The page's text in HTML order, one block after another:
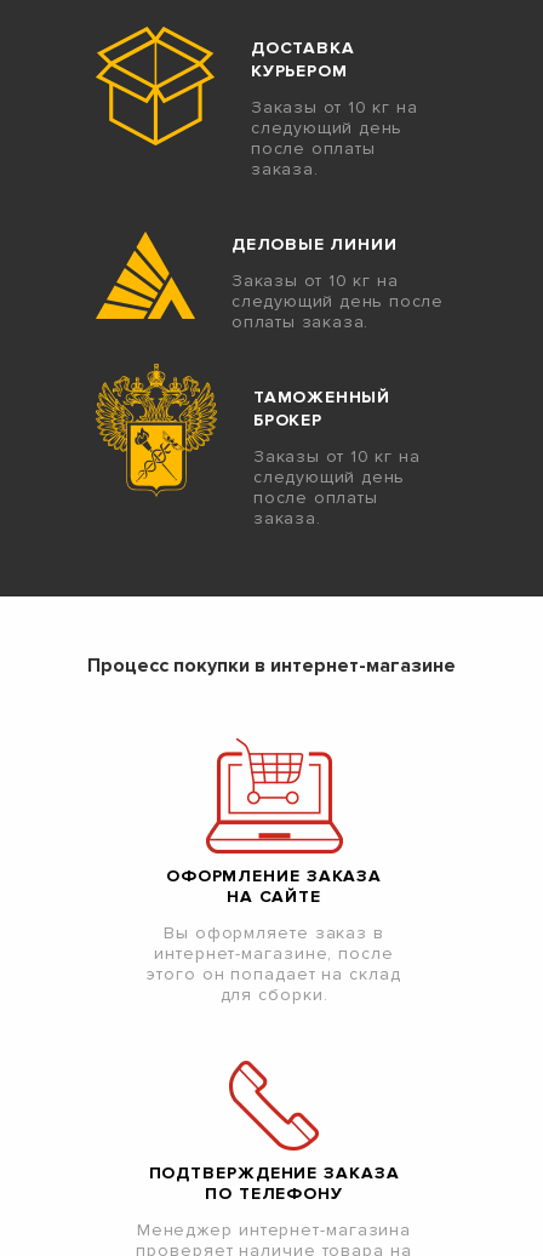
ДОСТАВКА
КУРЬЕРОМ
Заказы от 10 кг на
следующий день
после оплаты
заказа.
ДЕЛОВЫЕ ЛИНИИ
Заказы от 10 кг на
следующий день после
оплаты заказа.
ТАМОЖЕННЫЙ
БРОКЕР
Заказы от 10 кг на
следующий день
после оплаты
заказа.
Процесс покупки в интернет-магазине
ОФОРМЛЕНИЕ ЗАКАЗА
НА САЙТЕ
Вы оформляете заказ в
интернет-магазине, после
этого он попадает на склад
для сборки.
ПОДТВЕРЖДЕНИЕ ЗАКАЗА
ПО ТЕЛЕФОНУ
Менеджер интернет-магазина
проверяет наличие товара на